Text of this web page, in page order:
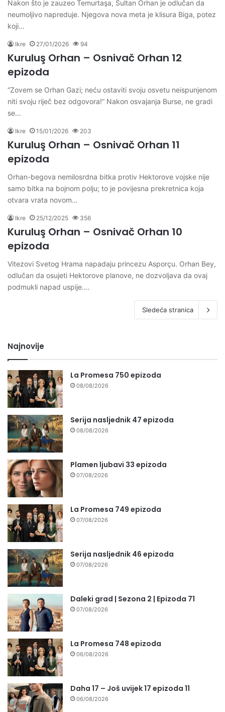
Nakon što je zauzeo Temurtaşa, Sultan Orhan je odlučan da
neumoljivo napreduje. Njegova nova meta je klisura Biga, potez
koji…
Ikre 27/01/2026 94
Kuruluş Orhan – Osnivač Orhan 12
epizoda
“Zovem se Orhan Gazi; neću ostaviti svoju osvetu neispunjenom
niti svoju riječ bez odgovora!” Nakon osvajanja Burse, ne gradi
se…
Ikre 15/01/2026 203
Kuruluş Orhan – Osnivač Orhan 11
epizoda
Orhan-begova nemilosrdna bitka protiv Hektorove vojske nije
samo bitka na bojnom polju; to je povijesna prekretnica koja
otvara vrata novom…
Ikre 25/12/2025 356
Kuruluş Orhan – Osnivač Orhan 10
epizoda
Vitezovi Svetog Hrama napadaju princezu Asporçu. Orhan Bey,
odlučan da osujeti Hektorove planove, ne dozvoljava da ovaj
podmukli napad uspije.…
Sledeća stranica
Najnovije
La Promesa 750 epizoda
08/08/2026
Serija nasljednik 47 epizoda
08/08/2026
Plamen ljubavi 33 epizoda
07/08/2026
La Promesa 749 epizoda
07/08/2026
Serija nasljednik 46 epizoda
07/08/2026
Daleki grad | Sezona 2 | Epizoda 71
07/08/2026
La Promesa 748 epizoda
06/08/2026
Daha 17 – Još uvijek 17 epizoda 11
06/08/2026